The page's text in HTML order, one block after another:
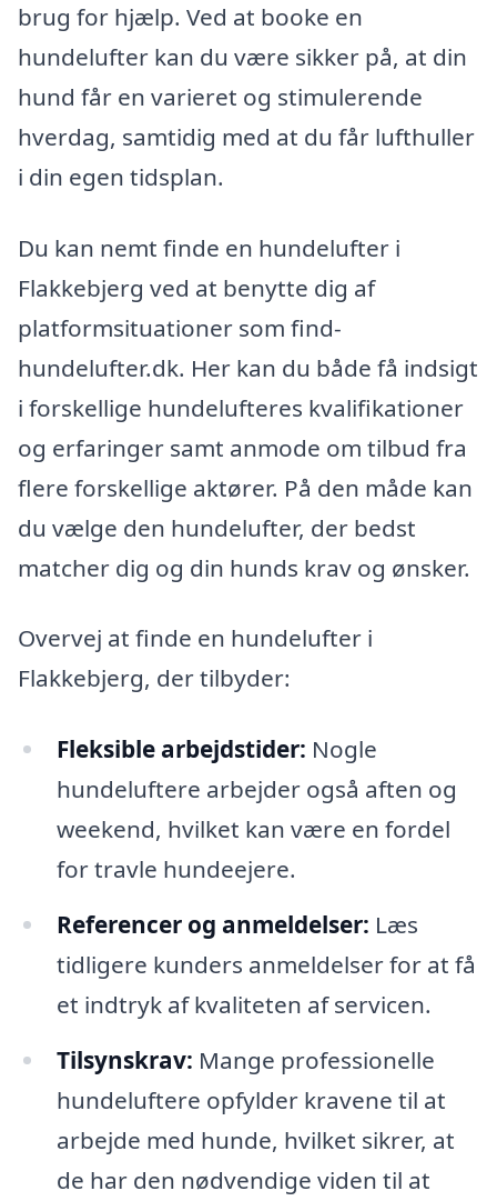
brug for hjælp. Ved at booke en
hundelufter kan du være sikker på, at din
hund får en varieret og stimulerende
hverdag, samtidig med at du får lufthuller
i din egen tidsplan.
Du kan nemt finde en hundelufter i
Flakkebjerg ved at benytte dig af
platformsituationer som find-
hundelufter.dk. Her kan du både få indsigt
i forskellige hundelufteres kvalifikationer
og erfaringer samt anmode om tilbud fra
flere forskellige aktører. På den måde kan
du vælge den hundelufter, der bedst
matcher dig og din hunds krav og ønsker.
Overvej at finde en hundelufter i
Flakkebjerg, der tilbyder:
Fleksible arbejdstider: Nogle
hundeluftere arbejder også aften og
weekend, hvilket kan være en fordel
for travle hundeejere.
Referencer og anmeldelser: Læs
tidligere kunders anmeldelser for at få
et indtryk af kvaliteten af servicen.
Tilsynskrav: Mange professionelle
hundeluftere opfylder kravene til at
arbejde med hunde, hvilket sikrer, at
de har den nødvendige viden til at